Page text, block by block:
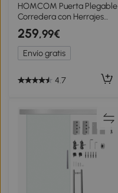
HOMCOM Puerta Plegable
Corredera con Herrajes
Acabado Personalizable
Tirador Fácil Montaje
90x210 cm Blanco
259,99€
Envío gratis
4.7